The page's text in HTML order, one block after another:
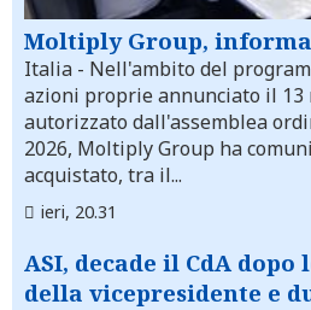
Moltiply Group,
Italia - Nell'ambito del
azioni proprie annunciato il 13
autorizzato dall'assemblea
2026, Moltiply Group ha
acquistato, tra il...
ieri, 20.31
ASI, decade il CdA
della vicepresidente e